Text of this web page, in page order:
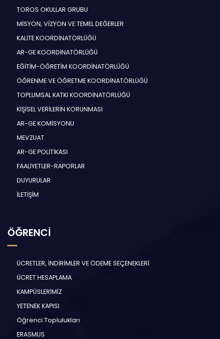
TOROS OKULLAR GRUBU
MİSYON, VİZYON VE TEMEL DEĞERLER
KALİTE KOORDİNATÖRLÜĞÜ
AR-GE KOORDİNATÖRLÜĞÜ
EĞİTİM-ÖĞRETİM KOORDİNATÖRLÜĞÜ
ÖĞRENME VE ÖĞRETME KOORDİNATÖRLÜĞÜ
TOPLUMSAL KATKI KOORDİNATÖRLÜĞÜ
KİŞİSEL VERİLERİN KORUNMASI
AR-GE KOMİSYONU
MEVZUAT
AR-GE POLİTİKASI
FAALİYETLER-RAPORLAR
DUYURULAR
İLETİŞİM
ÖĞRENCİ
ÜCRETLER, İNDİRİMLER VE ÖDEME SEÇENEKLERİ
ÜCRET HESAPLAMA
KAMPÜSLERİMİZ
YETENEK KAPISI
Öğrenci Toplulukları
ERASMUS